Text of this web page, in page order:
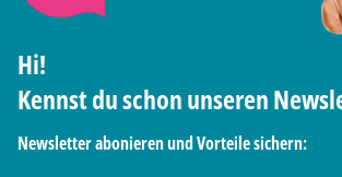
Hi!
Kennst du schon unseren
Newsletter abonieren und Vorteile sichern: